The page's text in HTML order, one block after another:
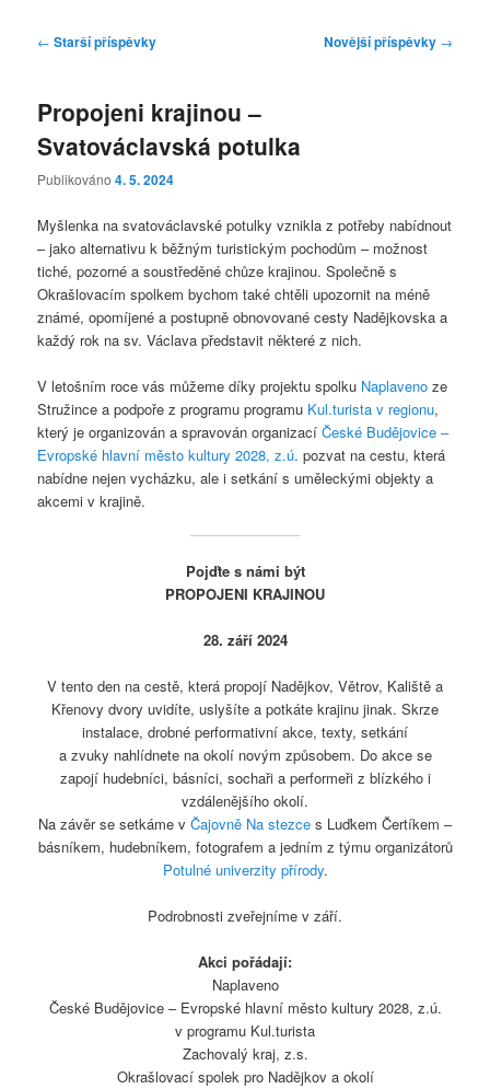
Navigace
← Starší příspěvky Novější příspěvky →
Propojeni krajinou –
Svatováclavská potulka
Publikováno4. 5. 2024
Myšlenka na svatováclavské potulky vznikla z potřeby nabídnout
– jako alternativu k běžným turistickým pochodům – možnost
tiché, pozorné a soustředěné chůze krajinou. Společně s
Okrašlovacím spolkem bychom také chtěli upozornit na méně
známé, opomíjené a postupně obnovované cesty Nadějkovska a
každý rok na sv. Václava představit některé z nich.
V letošním roce vás můžeme díky projektu spolku Naplavenoze
Stružince a podpoře z programu programu Kul.turista v regionu,
který je organizován a spravován organizacíČeské Budějovice –
Evropské hlavní město kultury 2028, z.ú. pozvat na cestu, která
nabídne nejen vycházku, ale i setkání s uměleckými objekty a
akcemi v krajině.
Pojďte s námi být
PROPOJENI KRAJINOU
28. září 2024
V tento den na cestě, která propojí Nadějkov, Větrov, Kaliště a
Křenovy dvory uvidíte, uslyšíte a potkáte krajinu jinak. Skrze
instalace, drobné performativní akce, texty, setkání
a zvuky nahlídnete na okolí novým způsobem. Do akce se
zapojí hudebníci, básníci, sochaři a performeři z blízkého i
vzdálenějšího okolí.
Na závěr se setkáme v Čajovně Na stezce s Luďkem Čertíkem –
básníkem, hudebníkem, fotografem a jedním z týmu organizátorů
Potulné univerzity přírody.
Podrobnosti zveřejníme v září.
Akci pořádají:
Naplaveno
České Budějovice – Evropské hlavní město kultury 2028, z.ú.
v programu Kul.turista
Zachovalý kraj, z.s.
Okrašlovací spolek pro Nadějkov a okolí